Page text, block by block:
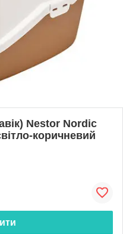
Nestor Nordic
коричневий